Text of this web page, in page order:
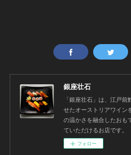
銀座壮石
「銀座壮石」は、江戸
せたオーストリアワイン
の温かさを融合したおも
ていただけるお店です。
フォロー